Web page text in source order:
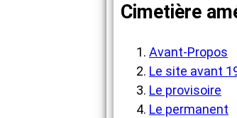
Cimetière
Avant-Propos
Le site avant
Le provisoire
Le permanent